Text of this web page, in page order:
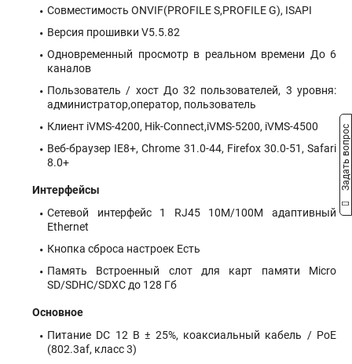
Совместимость ONVIF(PROFILE S,PROFILE G), ISAPI
Версия прошивки V5.5.82
Одновременный просмотр в реальном времени До 6
каналов
Пользователь / хост До 32 пользователей, 3 уровня:
администратор,оператор, пользователь
Клиент iVMS-4200, Hik-Connect,iVMS-5200, iVMS-4500
Веб-браузер IE8+, Chrome 31.0-44, Firefox 30.0-51, Safari
8.0+
Интерфейсы
Сетевой интерфейс 1 RJ45 10M/100M адаптивный
Ethernet
Кнопка сброса настроек Есть
Память Встроенный слот для карт памяти Micro
SD/SDHC/SDXC до 128 Гб
Основное
Питание DC 12 В ± 25%, коаксиальный кабель / PoE
(802.3af, класс 3)
Задать вопрос